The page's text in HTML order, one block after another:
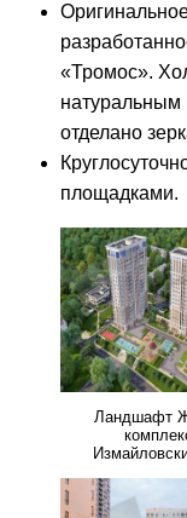
«Тромос».
натуральным
отделано
площадками.
Ландшафт